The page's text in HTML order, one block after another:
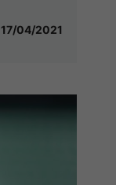
17/04/2021